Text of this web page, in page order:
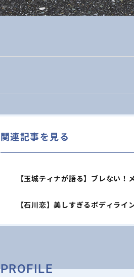
関連記事を見る
【玉城ティナが語る】ブレない
【石川恋】美しすぎるボディラ
PROFILE